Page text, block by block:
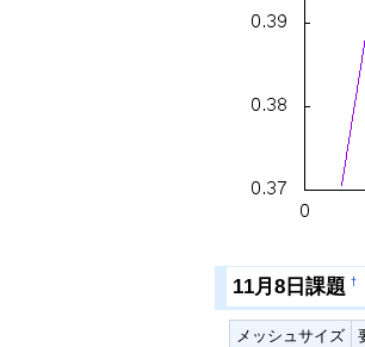
11月8日課題 †
メッシュサイズ